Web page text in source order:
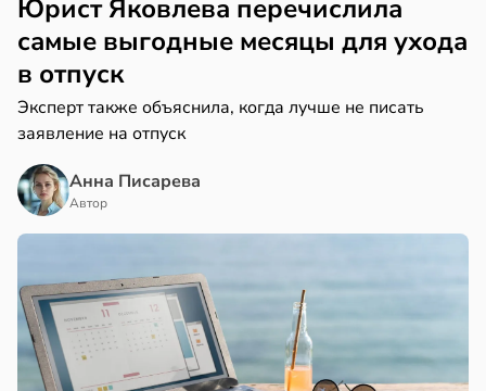
Юрист Яковлева перечислила
самые выгодные месяцы для ухода
в отпуск
Эксперт также объяснила, когда лучше не писать
заявление на отпуск
Анна Писарева
Автор